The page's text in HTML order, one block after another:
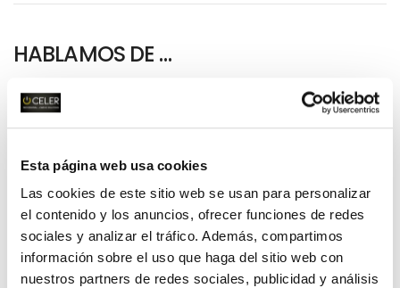
Esta página web usa cookies
Las cookies de este sitio web se usan para personalizar
el contenido y los anuncios, ofrecer funciones de redes
sociales y analizar el tráfico. Además, compartimos
información sobre el uso que haga del sitio web con
nuestros partners de redes sociales, publicidad y análisis
HABLAMOS DE …
AYUDAS Y SUBVENCIONES
CONSEJOS PROFESIONALES
EFICIENCIA ENERGÉTICA
PRODUCTOS